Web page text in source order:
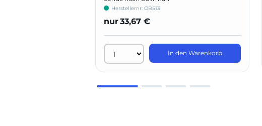
Herstellernr: OB513
nur33,67 €
In den Warenkorb